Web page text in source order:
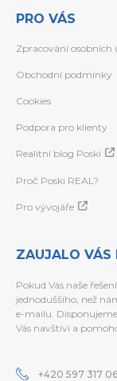
ZAUJALO VÁS
Pokud Vás naše
jednoduššího, než
e-mailu.
Vás navštíví a
+420 597 317
PRO VÁS
Zpracování osobních
Obchodní podmínky
Cookies
Podpora pro klienty
Realitní blog Poski
Proč Poski REAL?
Pro vývojáře